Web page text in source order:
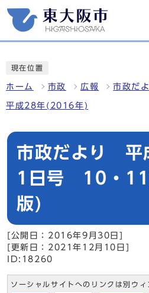
現在位置
ホーム 市政 広報 市政だ
平成28年(2016年)
市政だより 平
1日号 10・11
版)
[公開日：2016年9月30日]
[更新日：2021年12月10日]
ID:18260
ソーシャルサイトへのリンクは別ウィ